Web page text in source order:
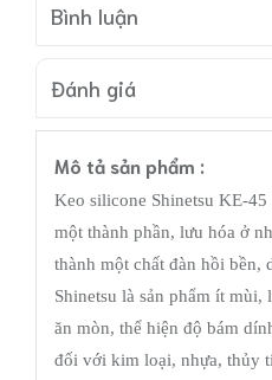
Bình luận
Đánh giá
Mô tả sản phẩm :
Keo silicone Shinetsu KE-
một thành phần, lưu hóa ở
thành một chất đàn hồi bền,
Shinetsu là sản phẩm ít
ăn mòn, thể hiện độ bám
đối với kim loại, nhựa, thủy